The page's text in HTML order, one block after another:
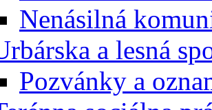
Nenásilná
a lesná
Pozvánky a